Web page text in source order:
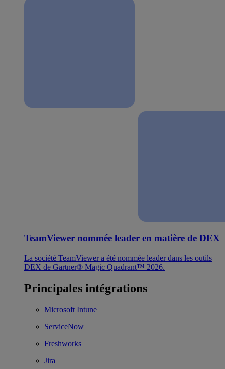
TeamViewer nommée leader en matière de DEX
La société TeamViewer a été nommée leader dans les outils
DEX de Gartner® Magic Quadrant™ 2026.
Principales intégrations
Microsoft Intune
ServiceNow
Freshworks
Jira